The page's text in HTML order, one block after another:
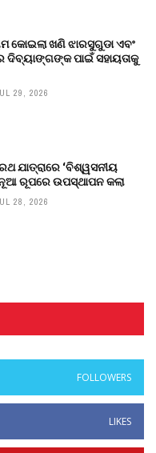
କୋଇଲା ଖଣି ଝାରସୁଗୁଡା ଏବଂ
ଦିବ୍ୟାଙ୍ଗଙ୍କ ପାଇଁ ସହାୟତାକୁ
29, 2026
ଯାତ୍ରାରେ ‘ବିଶ୍ୱସନୀୟ
ନୂଆ ରୂପରେ ଉପସ୍ଥାପନ କଲା
28, 2026
FOLLOWERS
LIKES